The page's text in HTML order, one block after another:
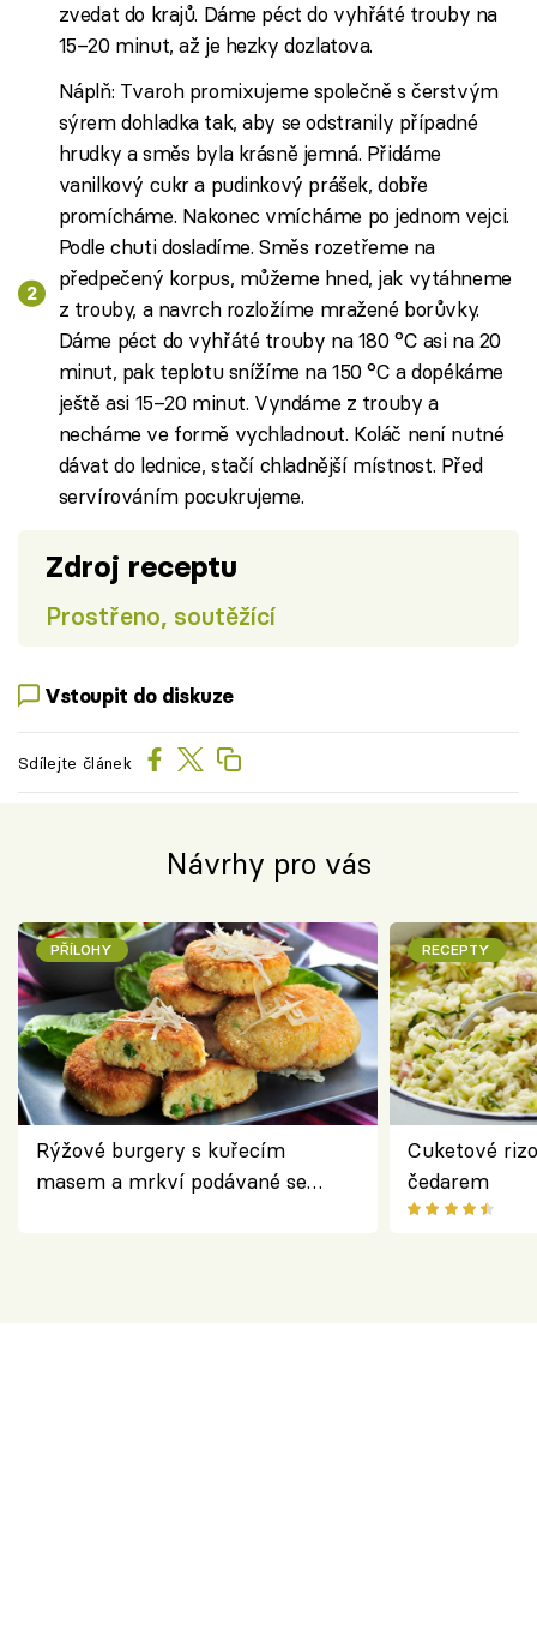
zvedat do krajů. Dáme péct do vyhřáté trouby na
15–20 minut, až je hezky dozlatova.
Náplň: Tvaroh promixujeme společně s čerstvým
sýrem dohladka tak, aby se odstranily případné
hrudky a směs byla krásně jemná. Přidáme
vanilkový cukr a pudinkový prášek, dobře
promícháme. Nakonec vmícháme po jednom vejci.
Podle chuti dosladíme. Směs rozetřeme na
předpečený korpus, můžeme hned, jak vytáhneme
z trouby, a navrch rozložíme mražené borůvky.
Dáme péct do vyhřáté trouby na 180 °C asi na 20
minut, pak teplotu snížíme na 150 °C a dopékáme
ještě asi 15–20 minut. Vyndáme z trouby a
necháme ve formě vychladnout. Koláč není nutné
dávat do lednice, stačí chladnější místnost. Před
servírováním pocukrujeme.
Zdroj receptu
Prostřeno, soutěžící
Vstoupit do diskuze
Sdílejte článek
Návrhy pro vás
PŘÍLOHY
Rýžové burgery s kuřecím
masem a mrkví podávané se
RECEPTY
Cuketové
čedarem